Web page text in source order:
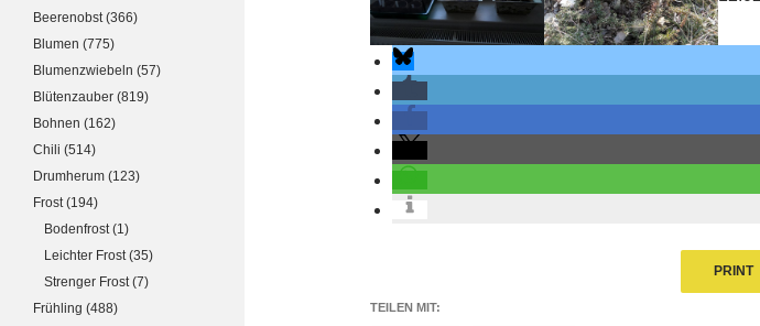
PRINT
TEILEN MIT:
Beerenobst(366)
Blumen (775)
Blumenzwiebeln (57)
Blütenzauber (819)
Bohnen (162)
Chili (514)
Drumherum (123)
Frost(194)
Bodenfrost(1)
Leichter Frost(35)
Strenger Frost(7)
Frühling (488)